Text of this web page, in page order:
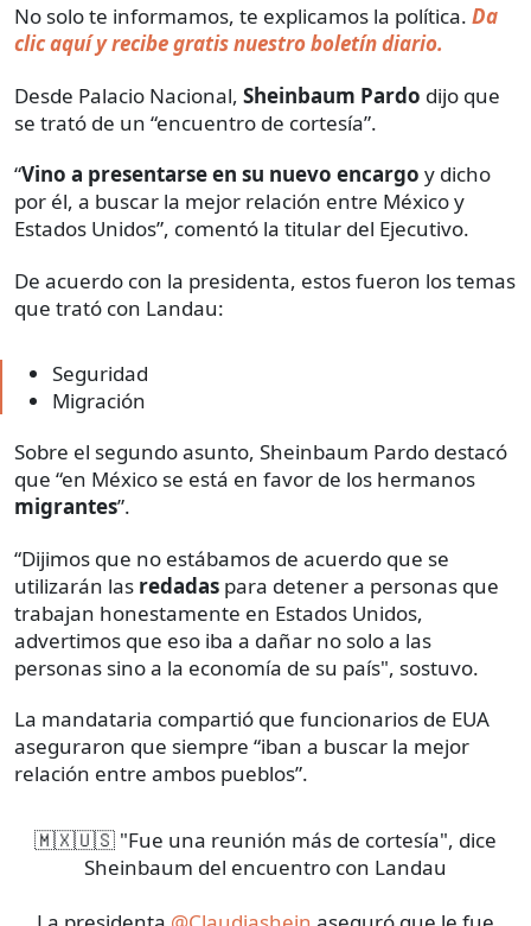
No solo te informamos, te explicamos la política. Da
clic aquí y recibe gratis nuestro boletín diario.
Desde Palacio Nacional, Sheinbaum Pardo dijo que
se trató de un “encuentro de cortesía”.
“Vino a presentarse en su nuevo encargo y dicho
por él, a buscar la mejor relación entre México y
Estados Unidos”, comentó la titular del Ejecutivo.
De acuerdo con la presidenta, estos fueron los temas
que trató con Landau:
Seguridad
Migración
Sobre el segundo asunto, Sheinbaum Pardo destacó
que “en México se está en favor de los hermanos
migrantes”.
“Dijimos que no estábamos de acuerdo que se
utilizarán las redadas para detener a personas que
trabajan honestamente en Estados Unidos,
advertimos que eso iba a dañar no solo a las
personas sino a la economía de su país", sostuvo.
La mandataria compartió que funcionarios de EUA
aseguraron que siempre “iban a buscar la mejor
relación entre ambos pueblos”.
🇲🇽🇺🇸 "Fue una reunión más de cortesía", dice
Sheinbaum del encuentro con Landau